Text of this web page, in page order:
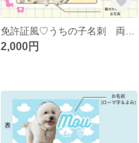
2,000円